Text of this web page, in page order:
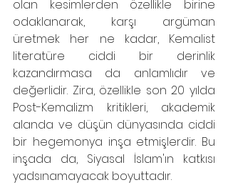
olan kesimlerden özellikle birine
odaklanarak, karşı argüman
üretmek her ne kadar, Kemalist
literatüre ciddi bir derinlik
kazandırmasa da anlamlıdır ve
değerlidir. Zira, özellikle son 20 yılda
Post-Kemalizm kritikleri, akademik
alanda ve düşün dünyasında ciddi
bir hegemonya inşa etmişlerdir. Bu
inşada da, Siyasal İslam'ın katkısı
yadsınamayacak boyuttadır.